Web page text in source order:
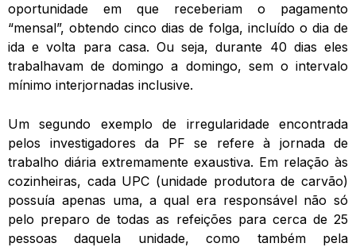
oportunidade em que receberiam o pagamento
“mensal”, obtendo cinco dias de folga, incluído o dia de
ida e volta para casa. Ou seja, durante 40 dias eles
trabalhavam de domingo a domingo, sem o intervalo
mínimo interjornadas inclusive.
Um segundo exemplo de irregularidade encontrada
pelos investigadores da PF se refere à jornada de
trabalho diária extremamente exaustiva. Em relação às
cozinheiras, cada UPC (unidade produtora de carvão)
possuía apenas uma, a qual era responsável não só
pelo preparo de todas as refeições para cerca de 25
pessoas daquela unidade, como também pela